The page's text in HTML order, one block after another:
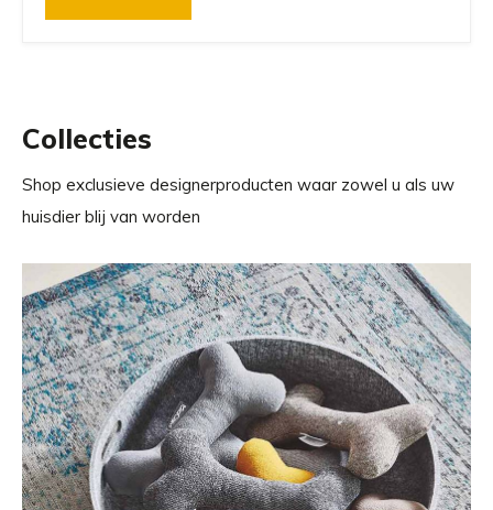
Collecties
Shop exclusieve designerproducten waar zowel u als uw
huisdier blij van worden